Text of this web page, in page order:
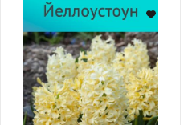
Хризантемы саженцы
Зелень и пряные травы
(размер
15/16)